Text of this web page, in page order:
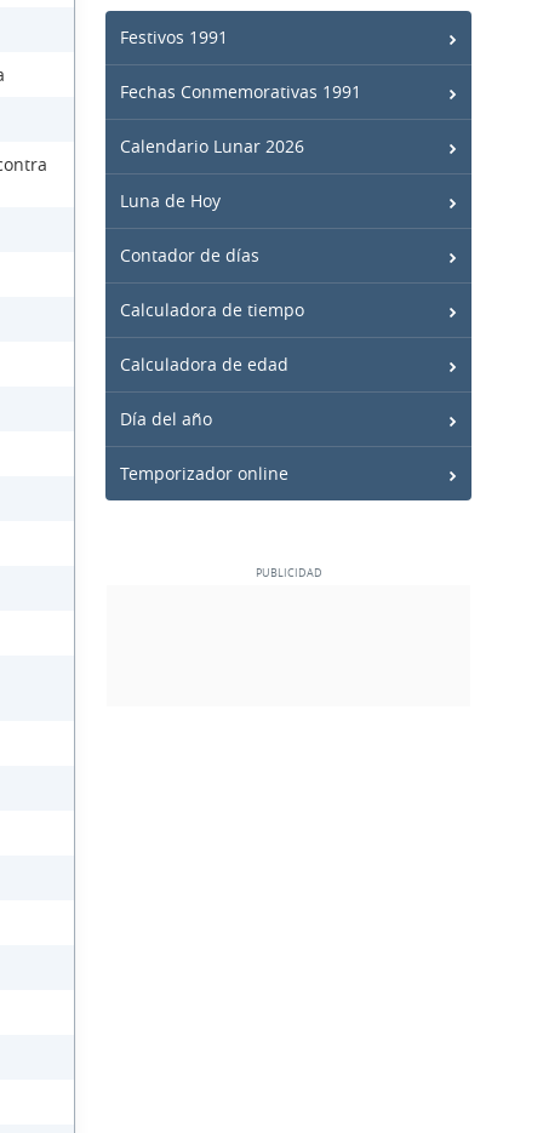
Festivos 1991
Fechas Conmemorativas 1991
Calendario Lunar 2026
Luna de Hoy
Contador de días
Calculadora de tiempo
Calculadora de edad
Día del año
Temporizador online